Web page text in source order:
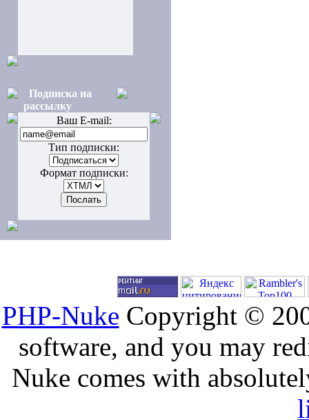
Подписка на
рассылку
Ваш E-mail:
Тип подписки:
Формат подписки:
PHP-Nuke Copyright ©
software, and you may
Nuke comes with